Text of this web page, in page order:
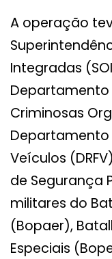
A operação
Integradas
Departamento
Criminosas
Departamento
Veículos
de Segurança
militares do
(Bopaer),
Especiais